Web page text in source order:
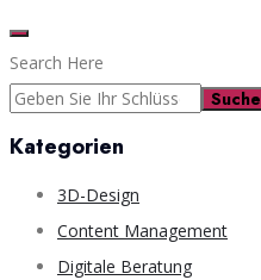
Search Here
Suche
Kategorien
3D-Design
Content Management
Digitale Beratung